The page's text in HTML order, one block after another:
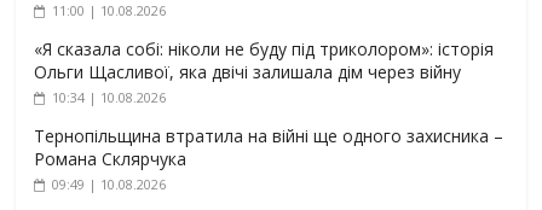
11:00 | 10.08.2026
«Я сказала собі: ніколи не буду під триколором»: історія
Ольги Щасливої, яка двічі залишала дім через війну
10:34 | 10.08.2026
Тернопільщина втратила на війні ще одного захисника –
Романа Склярчука
09:49 | 10.08.2026